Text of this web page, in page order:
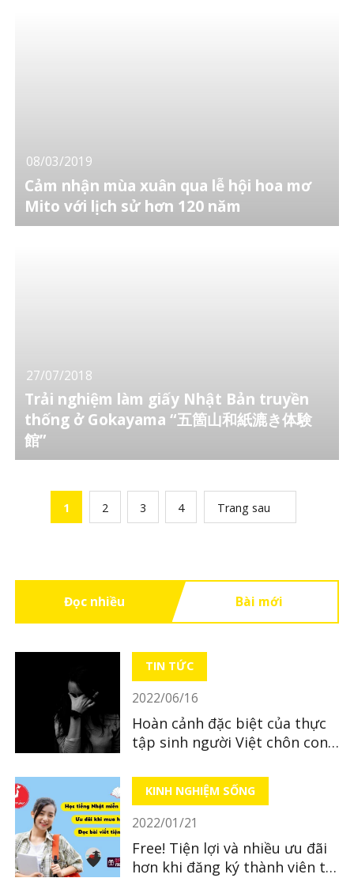
08/03/2019
Cảm nhận mùa xuân qua lễ hội hoa mơ
Mito với lịch sử hơn 120 năm
27/07/2018
Trải nghiệm làm giấy Nhật Bản truyền
thống ở Gokayama “五箇山和紙漉き体験
館”
1 2 3 4 Trang sau
Đọc nhiều Bài mới
TIN TỨC
2022/06/16
Hoàn cảnh đặc biệt của thực
tập sinh người Việt chôn con
KINH NGHIỆM SỐNG
2022/01/21
Free! Tiện lợi và nhiều ưu đãi
hơn khi đăng ký thành viên tại